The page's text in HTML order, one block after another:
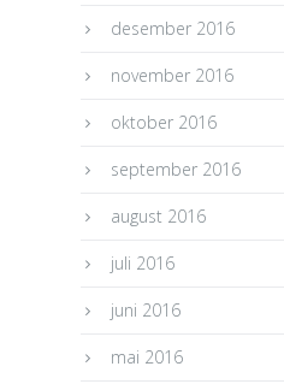
desember 2016
november 2016
oktober 2016
september 2016
august 2016
juli 2016
juni 2016
mai 2016